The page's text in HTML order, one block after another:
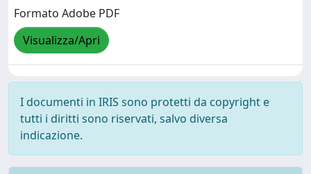
Formato Adobe PDF
Visualizza/Apri
I documenti in IRIS sono protetti da copyright e
tutti i diritti sono riservati, salvo diversa
indicazione.